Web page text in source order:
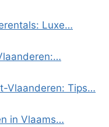
Luxe…
Vlaanderen: Tips…
in Vlaams…